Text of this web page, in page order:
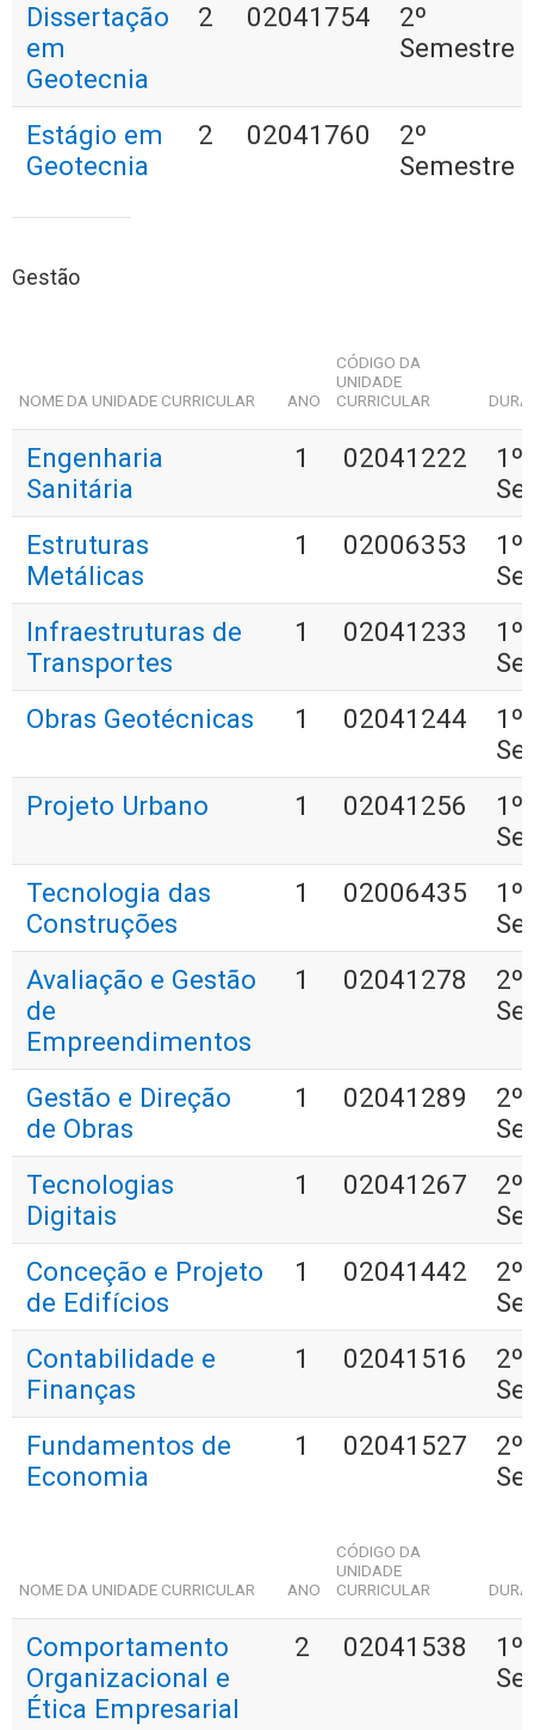
Dissertação
em
Geotecnia
2 02041754
2º
Semestre
Estágio em
Geotecnia
2 02041760
2º
Semestre
Gestão
NOME DA UNIDADE CURRICULAR ANO
CÓDIGO DA
UNIDADE
CURRICULAR
Engenharia
Sanitária
1 02041222
1º
Estruturas
Metálicas
1 02006353
1º
Infraestruturas de
Transportes
1 02041233
1º
Obras Geotécnicas
1 02041244
1º
Projeto Urbano
1 02041256
1º
Tecnologia das
Construções
1 02006435
1º
Avaliação e Gestão
de
Empreendimentos
1 02041278
2º
Gestão e Direção
de Obras
1 02041289
2º
Tecnologias
Digitais
1 02041267
2º
Conceção e Projeto
de Edifícios
1 02041442
2º
Contabilidade e
Finanças
1 02041516
2º
Fundamentos de
Economia
1 02041527
2º
NOME DA UNIDADE CURRICULAR ANO
CÓDIGO DA
UNIDADE
CURRICULAR
Comportamento
Organizacional e
Ética Empresarial
2 02041538
1º